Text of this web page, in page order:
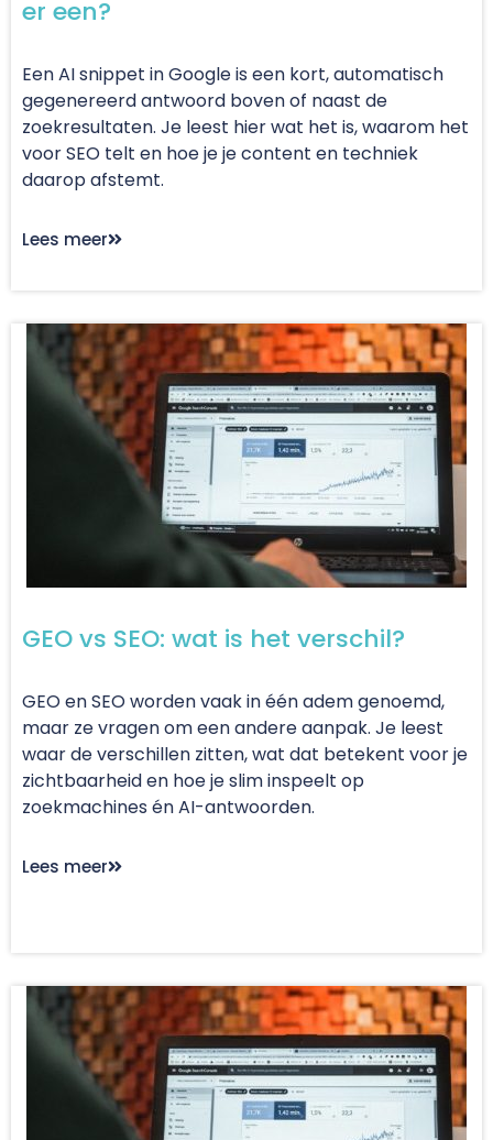
er een?
Een AI snippet in Google is een kort, automatisch
gegenereerd antwoord boven of naast de
zoekresultaten. Je leest hier wat het is, waarom het
voor SEO telt en hoe je je content en techniek
daarop afstemt.
Lees meer
GEO vs SEO: wat is het verschil?
GEO en SEO worden vaak in één adem genoemd,
maar ze vragen om een andere aanpak. Je leest
waar de verschillen zitten, wat dat betekent voor je
zichtbaarheid en hoe je slim inspeelt op
zoekmachines én AI-antwoorden.
Lees meer